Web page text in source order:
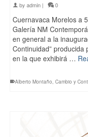
by admin | 0
Cuernavaca Morelos a
Galería NM
en general a la
Continuidad”
en la que exhibirá …
Alberto Montaño, Cambio y